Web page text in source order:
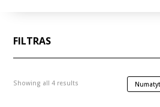
FILTRAS
Showing all 4 results